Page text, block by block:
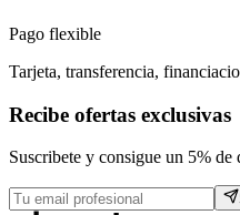
Pago flexible
Tarjeta, transferencia,
Recibe ofertas exclusivas
Suscribete y consigue un 5%